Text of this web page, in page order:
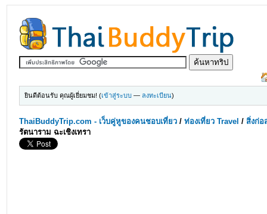
ยินดีต้อนรับ คุณผู้เยี่ยมชม! (เข้าสู่ระบบ — ลงทะเบียน)
ThaiBuddyTrip.com - เว็บคู่หูของคนชอบเที่ยว /ท่องเที่ยว Travel /สิ่งก่อ
รัตนาราม ฉะเชิงเทรา